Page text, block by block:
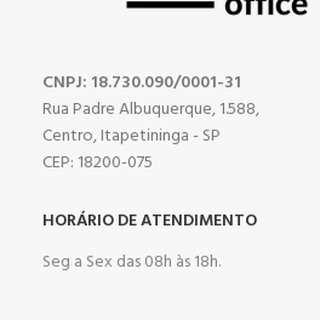
CNPJ: 18.730.090/0001-31
Rua Padre Albuquerque, 1.588,
Centro, Itapetininga - SP
CEP: 18200-075
HORÁRIO DE ATENDIMENTO
Seg a Sex das 08h às 18h.